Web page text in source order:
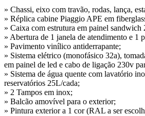
» Chassi, eixo com travão, rodas, lança,
» Réplica cabine Piaggio APE em
» Caixa com estrutura em painel sandwich
» Abertura de 1 janela de atendimento e 1
» Pavimento vinílico antiderrapante;
» Sistema elétrico (monofásico 32a),
em painel de led e cabo de ligação 230v
» Sistema de água quente com lavatório
reservatórios 25L/cada;
» 2 Tampos em inox;
» Balcão amovível para o exterior;
» Pintura exterior a 1 cor (RAL a ser